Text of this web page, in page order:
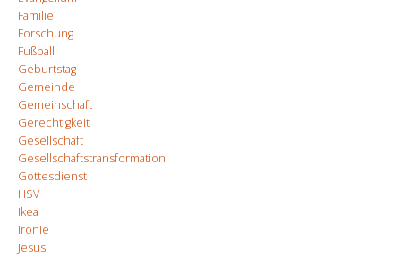
Familie
Forschung
Fußball
Geburtstag
Gemeinde
Gemeinschaft
Gerechtigkeit
Gesellschaft
Gesellschaftstransformation
Gottesdienst
HSV
Ikea
Ironie
Jesus